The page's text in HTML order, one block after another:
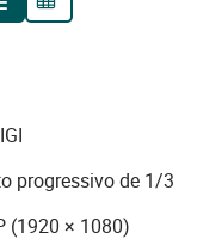
progressivo de 1/3
(1920 × 1080)